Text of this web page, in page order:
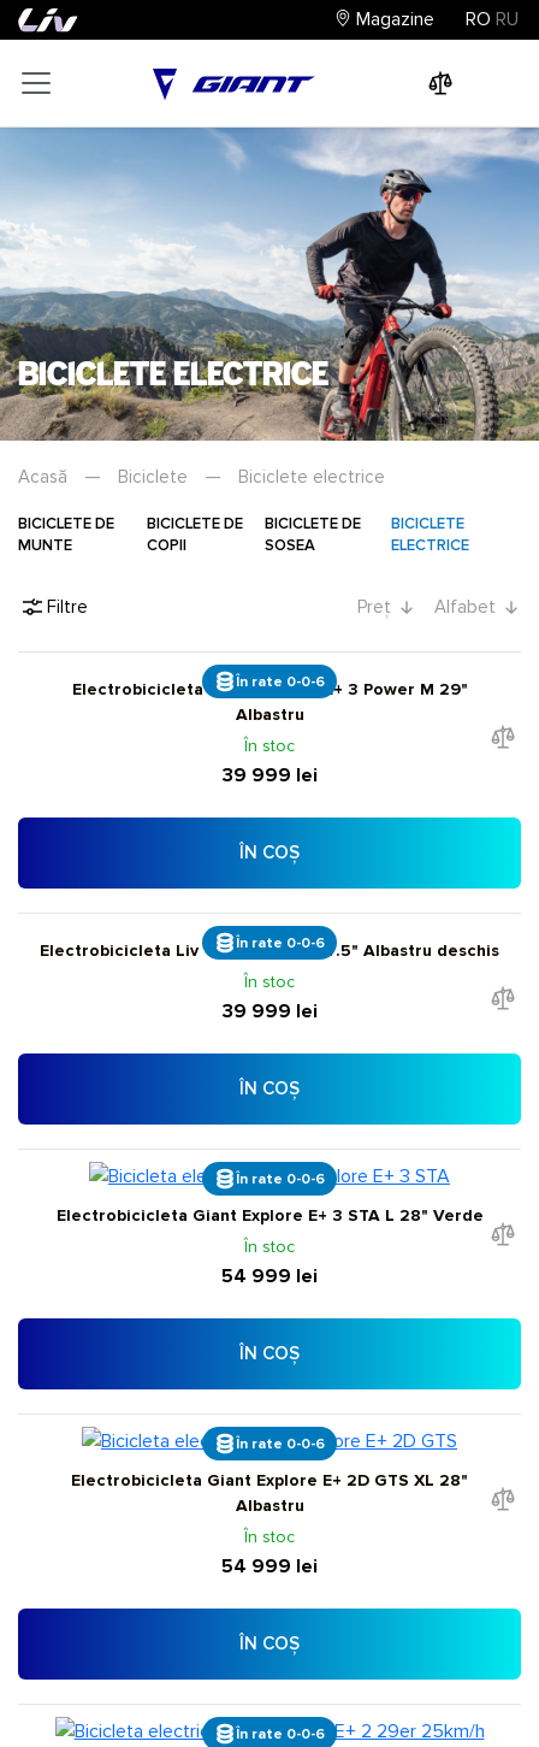
Magazine RO RU
Biciclete electrice
Acasă — Biciclete — Biciclete electrice
BICICLETE DE
MUNTE
BICICLETE DE
COPII
BICICLETE DE
SOSEA
BICICLETE
ELECTRICE
Filtre Preț Alfabet
În rate 0-0-6
Electrobicicleta Giant Fathom E+ 3 Power M 29"
Albastru
În stoc
39 999 lei
ÎN COȘ
În rate 0-0-6
Electrobicicleta Liv Tempt E+ 2 S 27.5" Albastru deschis
În stoc
39 999 lei
ÎN COȘ
În rate 0-0-6
Electrobicicleta Giant Explore E+ 3 STA L 28" Verde
În stoc
54 999 lei
ÎN COȘ
În rate 0-0-6
Electrobicicleta Giant Explore E+ 2D GTS XL 28"
Albastru
În stoc
54 999 lei
ÎN COȘ
În rate 0-0-6